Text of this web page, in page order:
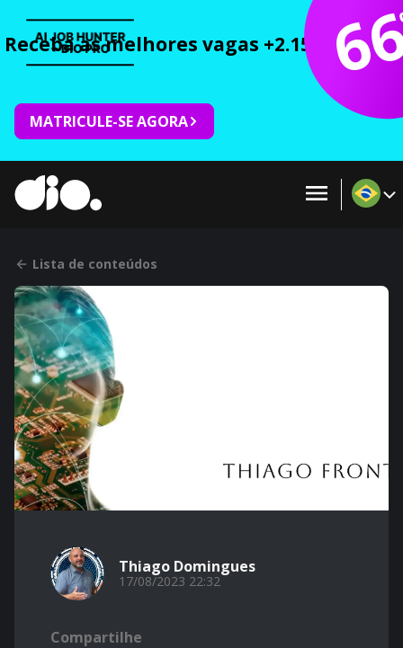
Receba as melhores vagas +2.150 cursos
MATRICULE-SE AGORA
Lista de conteúdos
Thiago Domingues
17/08/2023 22:32
Compartilhe